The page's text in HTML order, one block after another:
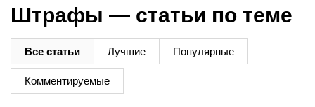
Штрафы — статьи по теме
Все статьи Лучшие Популярные
Комментируемые